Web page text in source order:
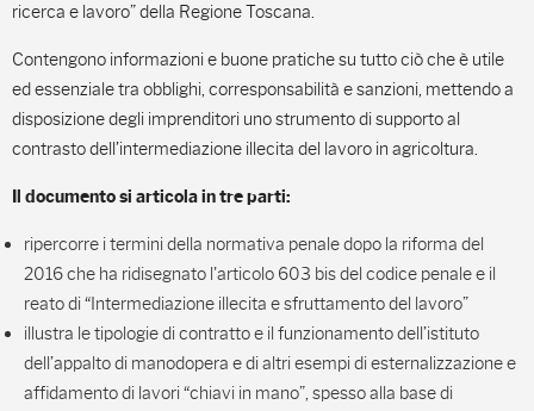
ricerca e lavoro” della Regione Toscana.
Contengono informazioni e buone pratiche su tutto ciò che è utile
ed essenziale tra obblighi, corresponsabilità e sanzioni, mettendo a
disposizione degli imprenditori uno strumento di supporto al
contrasto dell’intermediazione illecita del lavoro in agricoltura.
Il documento si articola in tre parti:
ripercorre i termini della normativa penale dopo la riforma del
2016 che ha ridisegnato l'articolo 603 bis del codice penale e il
reato di “Intermediazione illecita e sfruttamento del lavoro”
illustra le tipologie di contratto e il funzionamento dell’istituto
dell’appalto di manodopera e di altri esempi di esternalizzazione e
affidamento di lavori “chiavi in mano”, spesso alla base di